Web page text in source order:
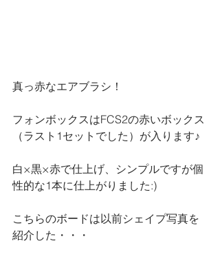
真っ赤なエアブラシ！
フォンボックスはFCS2の赤いボックス
（ラスト1セットでした）が入ります♪
白×黒×赤で仕上げ、シンプルですが個
性的な1本に仕上がりました:)
こちらのボードは以前シェイプ写真を
紹介した・・・